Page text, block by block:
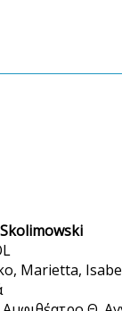
Marietta,